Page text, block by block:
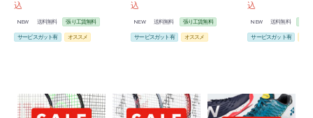
込
NEW 送料無料 張り工賃無料
サービスガット有 オススメ
込
NEW 送料無料 張り工賃無料
サービスガット有 オススメ
込
NEW 送料無料
サービスガット有